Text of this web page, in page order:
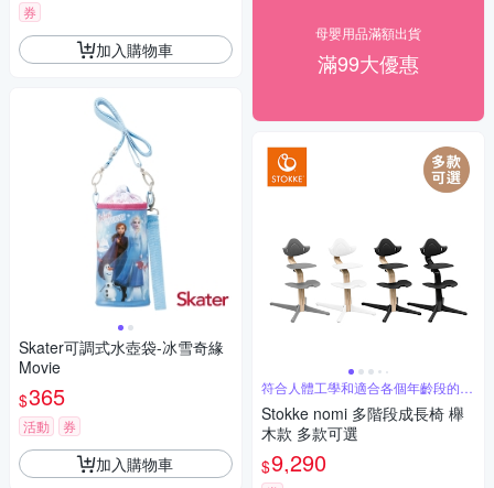
券
加入購物車
Skater可調式水壺袋-冰雪奇緣
Movie
$365
活動 券
加入購物車
母嬰用品滿額出貨
滿99大優惠
符合人體工學和適合各個年齡段的舒
適坐感
Stokke nomi 多階段成長椅 櫸
木款 多款可選
$9,290